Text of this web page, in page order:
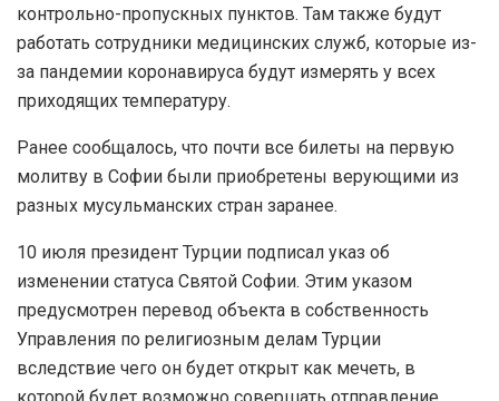
контрольно-пропускных пунктов. Там также будут
работать сотрудники медицинских служб, которые из-
за пандемии коронавируса будут измерять у всех
приходящих температуру.
Ранее сообщалось, что почти все билеты на первую
молитву в Софии были приобретены верующими из
разных мусульманских стран заранее.
10 июля президент Турции подписал указ об
изменении статуса Святой Софии. Этим указом
предусмотрен перевод объекта в собственность
Управления по религиозным делам Турции
вследствие чего он будет открыт как мечеть, в
которой будет возможно совершать отправление